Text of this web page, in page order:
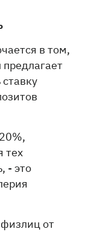
в том,
тех
- это
от